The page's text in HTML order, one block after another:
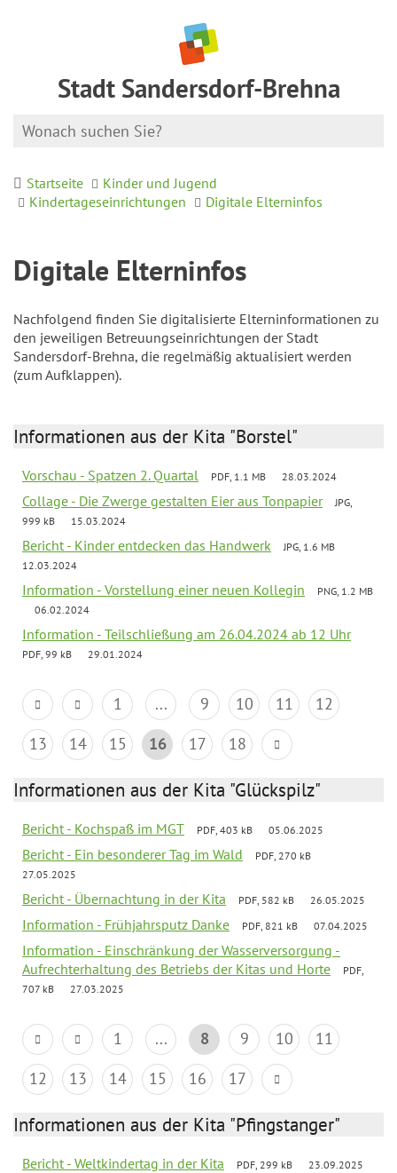
Stadt Sandersdorf-Brehna
Startseite
Kinder und Jugend
Kindertageseinrichtungen
Digitale Elterninfos
Digitale Elterninfos
Nachfolgend finden Sie digitalisierte Elterninformationen zu
den jeweiligen Betreuungseinrichtungen der Stadt
Sandersdorf-Brehna, die regelmäßig aktualisiert werden
(zum Aufklappen).
Informationen aus der Kita "Borstel"
Vorschau - Spatzen 2. Quartal PDF, 1.1 MB 28.03.2024
Collage - Die Zwerge gestalten Eier aus Tonpapier
JPG,
999 kB
15.03.2024
Bericht - Kinder entdecken das Handwerk
JPG, 1.6 MB
12.03.2024
Information - Vorstellung einer neuen Kollegin
PNG, 1.2 MB
06.02.2024
Information - Teilschließung am 26.04.2024 ab 12 Uhr
PDF, 99 kB 29.01.2024
1 ... 9 10 11
12
13
14 15 16 17 18
Informationen aus der Kita "Glückspilz"
Bericht - Kochspaß im MGT PDF, 403 kB 05.06.2025
Bericht - Ein besonderer Tag im Wald
PDF, 270 kB
27.05.2025
Bericht - Übernachtung in der Kita PDF, 582 kB 26.05.2025
Information - Frühjahrsputz Danke PDF, 821 kB 07.04.2025
Information - Einschränkung der Wasserversorgung -
Aufrechterhaltung des Betriebs der Kitas und Horte
PDF,
707 kB
27.03.2025
1 ... 8 9 10
11
12
13 14 15 16 17
Informationen aus der Kita "Pfingstanger"
Bericht - Weltkindertag in der Kita PDF, 299 kB 23.09.2025